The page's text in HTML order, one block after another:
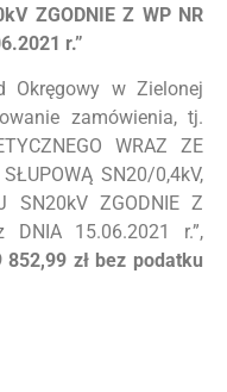
ZGODNIE Z WP NR
r.”
Okręgowy w Zielonej
zamówienia, tj.
WRAZ ZE
SN20/0,4kV,
SN20kV ZGODNIE Z
DNIA 15.06.2021 r.”,
852,99 zł bez podatku